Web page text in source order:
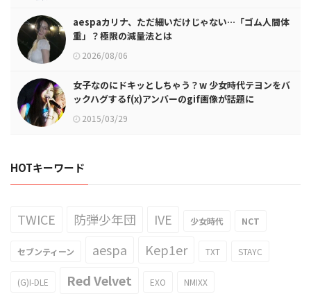
aespaカリナ、ただ細いだけじゃない…「ゴム人間体
重」？極限の減量法とは
2026/08/06
女子なのにドキッとしちゃう？w 少女時代テヨンをバ
ックハグするf(x)アンバーのgif画像が話題に
2015/03/29
HOTキーワード
TWICE 防弾少年団 IVE 少女時代 NCT
セブンティーン aespa Kep1er TXT STAYC
(G)I-DLE Red Velvet EXO NMIXX